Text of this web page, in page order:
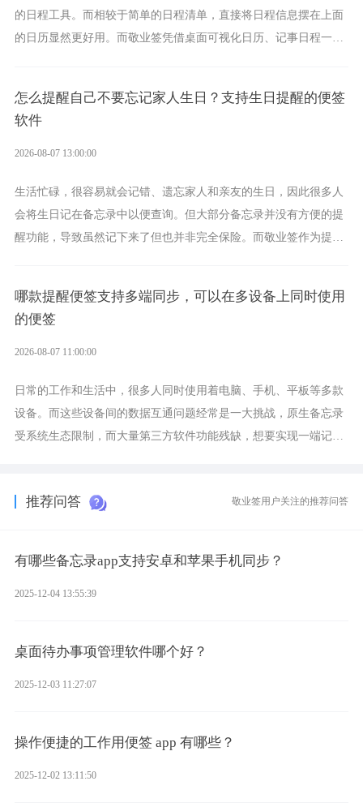
的日程工具。而相较于简单的日程清单，直接将日程信息摆在上面
的日历显然更好用。而敬业签凭借桌面可视化日历、记事日程一体
怎么提醒自己不要忘记家人生日？支持生日提醒的便签
软件
2026-08-07 13:00:00
生活忙碌，很容易就会记错、遗忘家人和亲友的生日，因此很多人
会将生日记在备忘录中以便查询。但大部分备忘录并没有方便的提
醒功能，导致虽然记下来了但也并非完全保险。而敬业签作为提醒
哪款提醒便签支持多端同步，可以在多设备上同时使用
的便签
2026-08-07 11:00:00
日常的工作和生活中，很多人同时使用着电脑、手机、平板等多款
设备。而这些设备间的数据互通问题经常是一大挑战，原生备忘录
受系统生态限制，而大量第三方软件功能残缺，想要实现一端记
推荐问答 敬业签用户关注的推荐问答
有哪些备忘录app支持安卓和苹果手机同步？
2025-12-04 13:55:39
桌面待办事项管理软件哪个好？
2025-12-03 11:27:07
操作便捷的工作用便签 app 有哪些？
2025-12-02 13:11:50